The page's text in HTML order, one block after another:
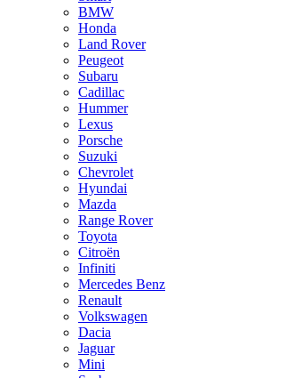
BMW
Honda
Land Rover
Peugeot
Subaru
Cadillac
Hummer
Lexus
Porsche
Suzuki
Chevrolet
Hyundai
Mazda
Range Rover
Toyota
Citroën
Infiniti
Mercedes Benz
Renault
Volkswagen
Dacia
Jaguar
Mini